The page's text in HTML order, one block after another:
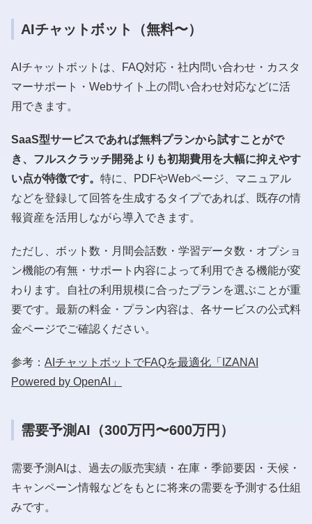
AIチャットボット（無料〜）
AIチャットボットは、FAQ対応・社内問い合わせ・カスタ
マーサポート・Webサイト上の問い合わせ対応などに活
用できます。
SaaS型サービスであれば無料プランから試すことがで
き、フルスクラッチ開発よりも初期費用を大幅に抑えやす
い点が特徴です。 特に、PDFやWebページ、マニュアル
などを登録して回答を生成するタイプであれば、既存の情
報資産を活用しながら導入できます。
ただし、ボット数・月間会話数・学習データ数・オプショ
ン機能の有無・サポート内容によって利用できる機能が変
わります。自社の利用規模に合ったプランを選ぶことが重
要です。最新の料金・プラン内容は、各サービスの公式料
金ページでご確認ください。
参考： AIチャットボットでFAQを最適化「IZANAI
Powered by OpenAI」
需要予測AI（300万円〜600万円）
需要予測AIは、過去の販売実績・在庫・季節要因・天候・
キャンペーン情報などをもとに将来の需要を予測する仕組
みです。